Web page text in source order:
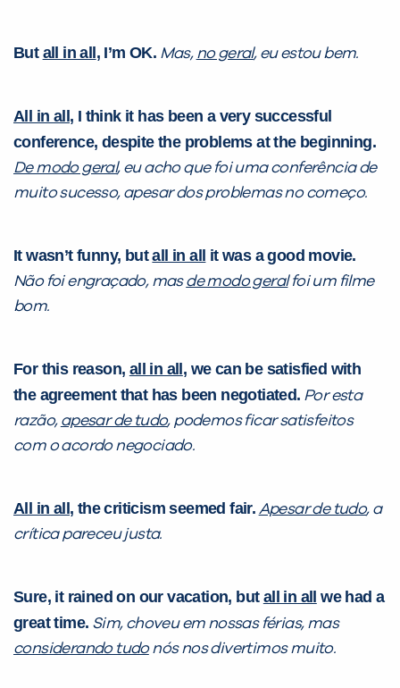
But all in all , I’m OK. Mas, no geral, eu estou bem.
All in all , I think it has been a very successful
conference, despite the problems at the beginning.
De modo geral, eu acho que foi uma conferência de
muito sucesso, apesar dos problemas no começo.
It wasn’t funny, butall in all it was a good movie.
Não foi engraçado, masde modo geralfoi um filme
bom.
For this reason, all in all , we can be satisfied with
the agreement that has been negotiated. Por esta
razão, apesar de tudo, podemos ficar satisfeitos
com o acordo negociado.
All in all , the criticism seemed fair. Apesar de tudo, a
crítica pareceu justa.
Sure, it rained on our vacation, but all in all we had a
great time. Sim, choveu em nossas férias, mas
considerando tudonós nos divertimos muito.
Você é aluno inFlux?
Sim Não
VOLTAR